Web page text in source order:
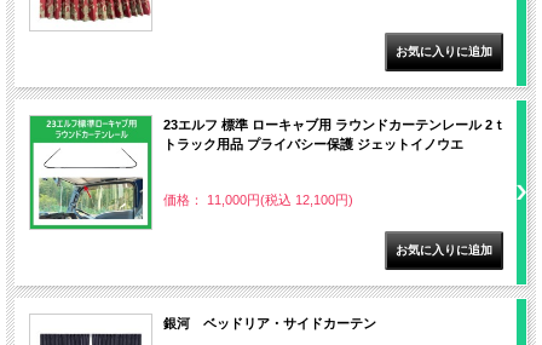
23エルフ 標準 ローキャブ用 ラウンドカーテンレール 2ｔ
トラック用品 プライバシー保護 ジェットイノウエ
価格： 11,000円(税込 12,100円)
銀河 ベッドリア・サイドカーテン